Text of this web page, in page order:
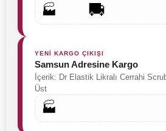
🏭 🚚
YENİ KARGO ÇIKIŞI
Samsun Adresine Kargo
İçerik: Dr Elastik Likralı Cerrahi
Üst
🏭
🚚